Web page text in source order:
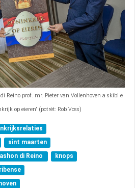
Reino prof. mr. Pieter van Vollenhoven a skibi e
op eieren' (potrèt: Rob Voss)
sint maarten
di Reino
knops